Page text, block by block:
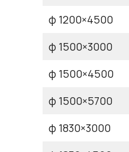
φ 1200×4500
φ 1500×3000
φ 1500×4500
φ 1500×5700
φ 1830×3000